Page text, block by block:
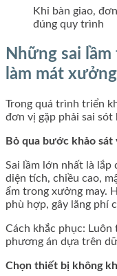
Khi bàn giao,
đúng quy trình
Những sai
làm mát
Trong quá trình triển
đơn vị gặp phải sai
Bỏ qua bước khảo
Sai lầm lớn nhất là lắp
diện tích, chiều cao,
ẩm trong xưởng may.
phù hợp, gây lãng phí
Cách khắc phục:
phương án dựa trên
Chọn thiết bị không